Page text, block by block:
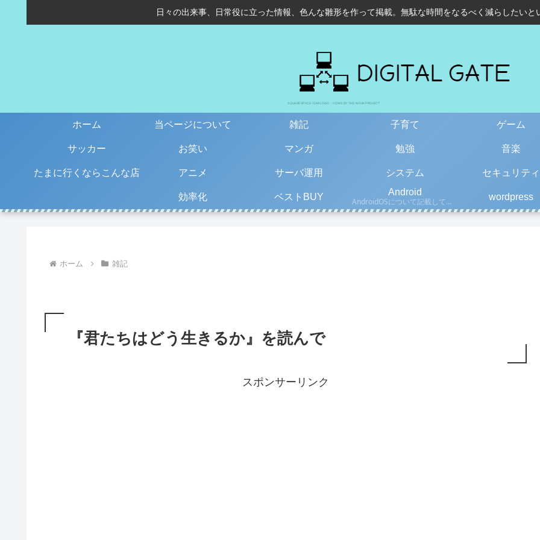
日々の出来事、日常役に立った情報、色んな雛形を作って掲載。無駄な時間をなるべく減らしたいと
ホーム 当ページについて 雑記 子育て ゲーム
サッカー お笑い マンガ 勉強 音楽
たまに行くならこんな店 アニメ サーバ運用 システム セキュリティ
効率化 ベストBUY
Android
AndroidOSについて記載しています。古い情報もあるので、更新日を確認して下さい。
wordpress
ホーム 雑記
『君たちはどう生きるか』を読んで
スポンサーリンク